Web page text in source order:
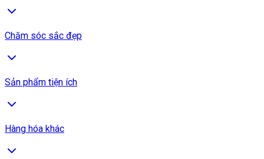
Chăm sóc sắc đẹp
Sản phẩm tiện ích
Hàng hóa khác